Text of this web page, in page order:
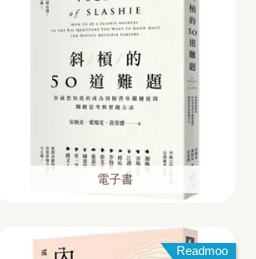
電子書
Readmoo